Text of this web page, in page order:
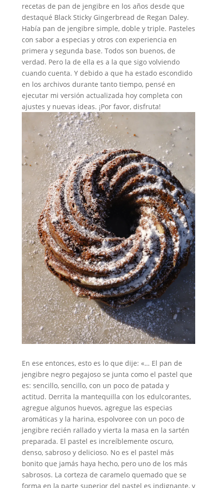
recetas de pan de jengibre en los años desde que
destaqué Black Sticky Gingerbread de Regan Daley.
Había pan de jengibre simple, doble y triple. Pasteles
con sabor a especias y otros con experiencia en
primera y segunda base. Todos son buenos, de
verdad. Pero la de ella es a la que sigo volviendo
cuando cuenta. Y debido a que ha estado escondido
en los archivos durante tanto tiempo, pensé en
ejecutar mi versión actualizada hoy completa con
ajustes y nuevas ideas. ¡Por favor, disfruta!
En ese entonces, esto es lo que dije: «… El pan de
jengibre negro pegajoso se junta como el pastel que
es: sencillo, sencillo, con un poco de patada y
actitud. Derrita la mantequilla con los edulcorantes,
agregue algunos huevos, agregue las especias
aromáticas y la harina, espolvoree con un poco de
jengibre recién rallado y vierta la masa en la sartén
preparada. El pastel es increíblemente oscuro,
denso, sabroso y delicioso. No es el pastel más
bonito que jamás haya hecho, pero uno de los más
sabrosos. La corteza de caramelo quemado que se
forma en la parte superior del pastel es indignante, y